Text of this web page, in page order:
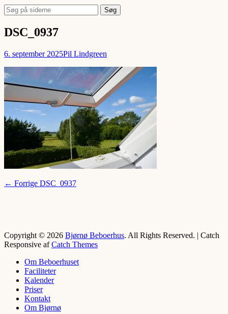
Søg
Søg
efter:
DSC_0937
Udgivet
6. september 2025Forfatter
Pil Lindgreen
Indlægsnavigation
← Forrige Forrige
DSC_0937
Copyright © 2026 Bjørnø Beboerhus. All Rights Reserved. | Catch
Responsive afCatch Themes
Om Beboerhuset
Faciliteter
Kalender
Priser
Kontakt
Om Bjørnø